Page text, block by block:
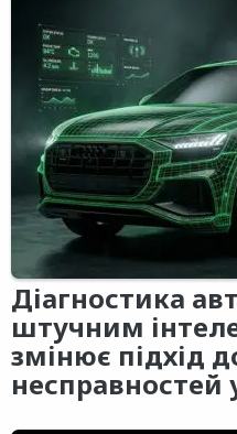
Діагностика
штучним
змінює підхід
несправностей